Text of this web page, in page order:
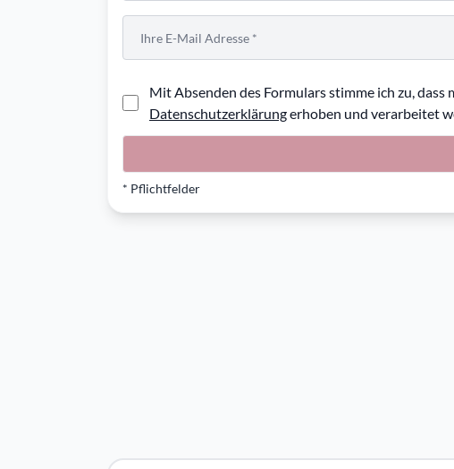
Ihre E-Mail Adresse *
Mit Absenden des Formulars stimme ich zu,
Datenschutzerklärungerhoben und verarbeitet
* Pflichtfelder